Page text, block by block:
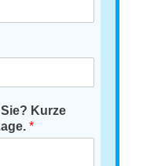
Kurze
*